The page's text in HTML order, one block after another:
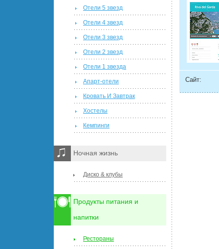
Сайт:
Отели 5 звезд
Отели 4 звезд
Отели 3 звезд
Отели 2 звезд
Отели 1 звезда
Апарт-отели
Кровать И Завтрак
Хостелы
Кемпинги
Ночная жизнь
Диско & клубы
Продукты питания и
напитки
Рестораны